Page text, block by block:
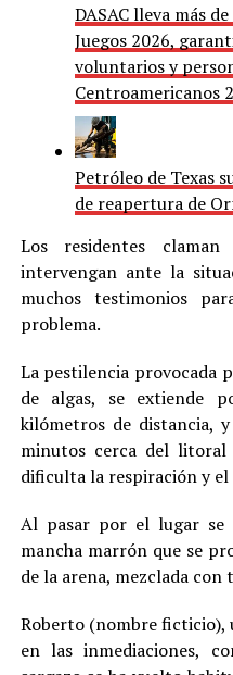
DASAC lleva más
Juegos 2026,
voluntarios y
Centroamericanos
Petróleo de Texas
de reapertura de
Los residentes
intervengan ante la
muchos testimonios
problema.
La pestilencia provocada
de algas, se extiende
kilómetros de distancia,
minutos cerca del
dificulta la respiración y el
Al pasar por el lugar se
mancha marrón que se
de la arena, mezclada con
Roberto (nombre ficticio),
en las inmediaciones,